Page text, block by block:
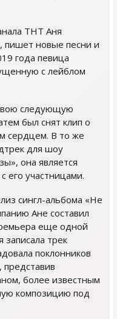
ТНТ Аня
пишет новые песни и
года певица
с лейблом
следующую
был снят клип о
сердцем. В то же
для шоу
она является
его участницами.
сингл-альбома «Не
Ане составил
еще одной
записала трек
поклонников
более известным
композицию под